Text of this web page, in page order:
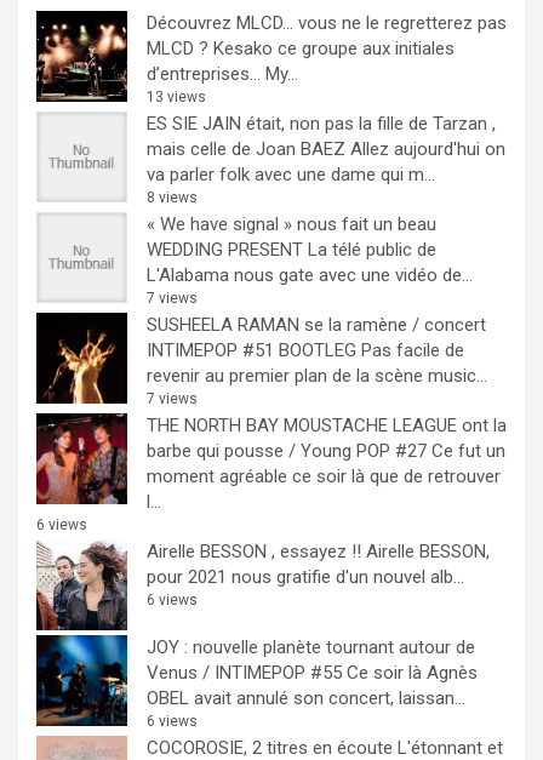
Découvrez MLCD… vous ne le regretterez pas
MLCD ? Kesako ce groupe aux initiales
d’entreprises… My...
13 views
ES SIE JAIN était, non pas la fille de Tarzan ,
mais celle de Joan BAEZ Allez aujourd'hui on
va parler folk avec une dame qui m...
8 views
« We have signal » nous fait un beau
WEDDING PRESENT La télé public de
L'Alabama nous gate avec une vidéo de...
7 views
SUSHEELA RAMAN se la ramène / concert
INTIMEPOP #51 BOOTLEG Pas facile de
revenir au premier plan de la scène music...
7 views
THE NORTH BAY MOUSTACHE LEAGUE ont la
barbe qui pousse / Young POP #27 Ce fut un
moment agréable ce soir là que de retrouver
l...
6 views
Airelle BESSON , essayez !! Airelle BESSON,
pour 2021 nous gratifie d'un nouvel alb...
6 views
JOY : nouvelle planète tournant autour de
Venus / INTIMEPOP #55 Ce soir là Agnès
OBEL avait annulé son concert, laissan...
6 views
COCOROSIE, 2 titres en écoute L'étonnant et